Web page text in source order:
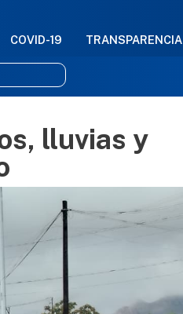
al contenido principal
COVID-19 TRANSPARENCIA
lluvias y